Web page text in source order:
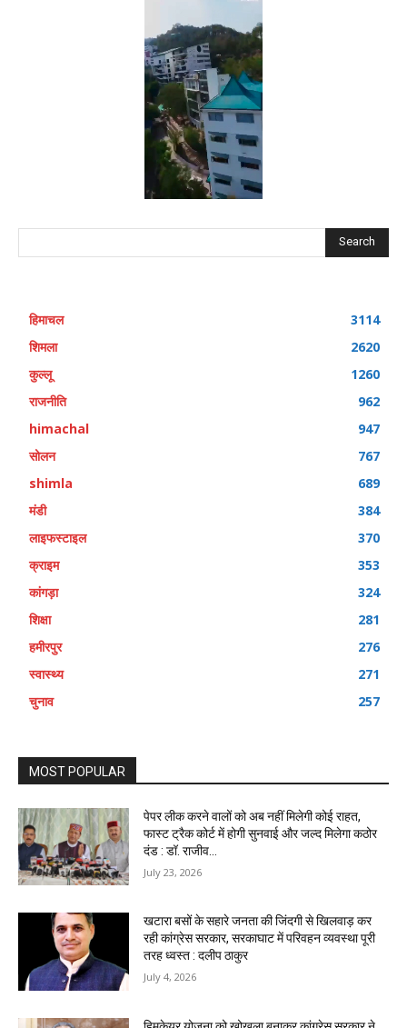
Search
हिमाचल
3114
शिमला
2620
कुल्लू
1260
राजनीति
962
himachal
947
सोलन
767
shimla
689
मंडी
384
लाइफस्टाइल
370
क्राइम
353
कांगड़ा
324
शिक्षा
281
हमीरपुर
276
स्वास्थ्य
271
चुनाव
257
MOST POPULAR
पेपर लीक करने वालों को अब नहीं मिलेगी कोई राहत,
फास्ट ट्रैक कोर्ट में होगी सुनवाई और जल्द मिलेगा कठोर
दंड : डॉ. राजीव...
July 23, 2026
खटारा बसों के सहारे जनता की जिंदगी से खिलवाड़ कर
रही कांग्रेस सरकार, सरकाघाट में परिवहन व्यवस्था पूरी
तरह ध्वस्त : दलीप ठाकुर
July 4, 2026